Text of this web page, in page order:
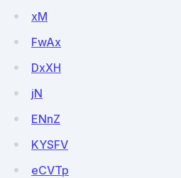
xM
FwAx
DxXH
jN
ENnZ
KYSFV
eCVTp